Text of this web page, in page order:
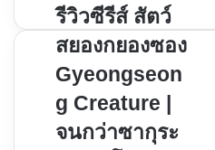
รีวิว
ซี
รีส์
สัตว์
สยอง
ก
รีวิวซีรีส์ สัตว์
สยองกยองซอง
Gyeongseon
g Creature |
จนกว่าซากุระ